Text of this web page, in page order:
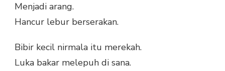
Menjadi arang.
Hancur lebur berserakan.
Bibir kecil nirmala itu merekah.
Luka bakar melepuh di sana.